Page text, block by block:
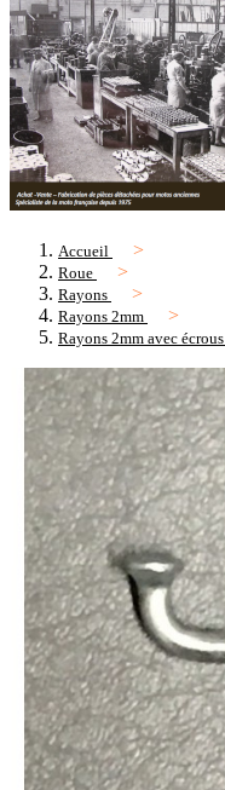
Accueil
Roue
Rayons
Rayons 2mm
Rayons 2mm avec écrous